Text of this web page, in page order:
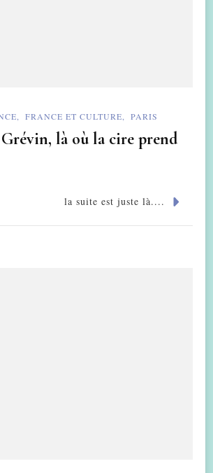
FRANCE ET CULTURE PARIS
là où la cire prend
la suite est juste là....